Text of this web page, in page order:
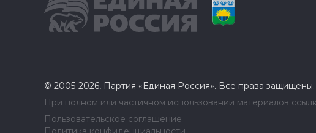
© 2005-2026, Партия «Единая Россия». Все права защищены.
При полном или частичном использовании материалов
Пользовательское соглашение